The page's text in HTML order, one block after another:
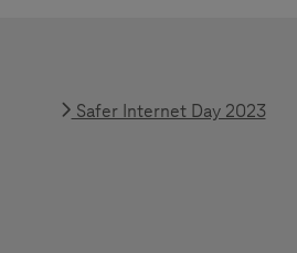
Safer Internet Day 2023